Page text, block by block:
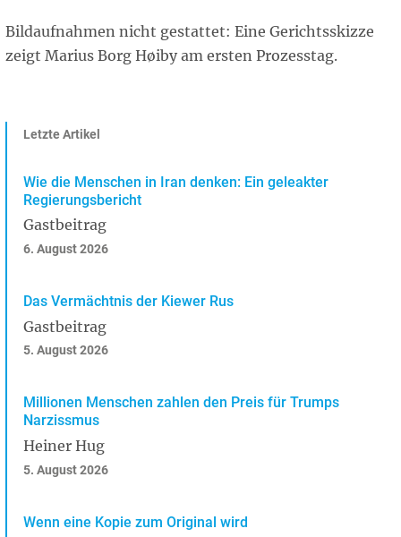
Bildaufnahmen nicht gestattet: Eine Gerichtsskizze
zeigt Marius Borg Høiby am ersten Prozesstag.
Letzte Artikel
Wie die Menschen in Iran denken: Ein geleakter
Regierungsbericht
Gastbeitrag
6. August 2026
Das Vermächtnis der Kiewer Rus
Gastbeitrag
5. August 2026
Millionen Menschen zahlen den Preis für Trumps
Narzissmus
Heiner Hug
5. August 2026
Wenn eine Kopie zum Original wird